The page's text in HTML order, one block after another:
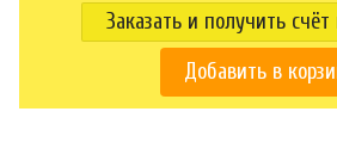
Заказать и получить
Добавить в